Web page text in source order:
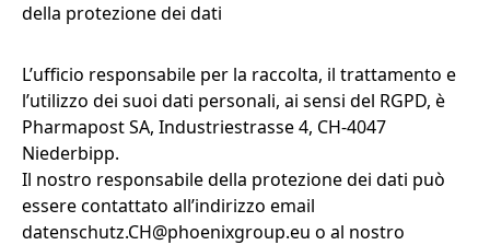
della protezione dei dati
L’ufficio responsabile per la raccolta, il trattamento e
l’utilizzo dei suoi dati personali, ai sensi del RGPD, è
Pharmapost SA, Industriestrasse 4, CH-4047
Niederbipp.
Il nostro responsabile della protezione dei dati può
essere contattato all’indirizzo email
datenschutz.CH@phoenixgroup.eu o al nostro